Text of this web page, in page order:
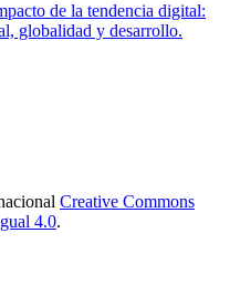
de la tendencia digital:
globalidad y desarrollo.
Creative Commons
4.0.